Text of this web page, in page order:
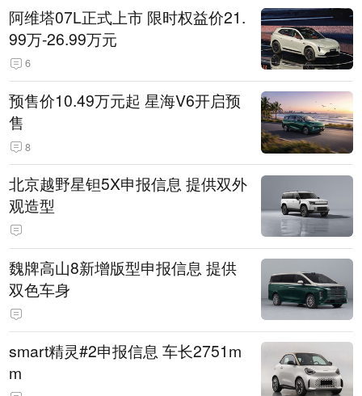
阿维塔07L正式上市 限时权益价21.
99万-26.99万元
6
预售价10.49万元起 星海V6开启预
售
8
北京越野星钽5X申报信息 提供双外
观造型
魏牌高山8新增版型申报信息 提供
双色车身
smart精灵#2申报信息 车长2751m
m